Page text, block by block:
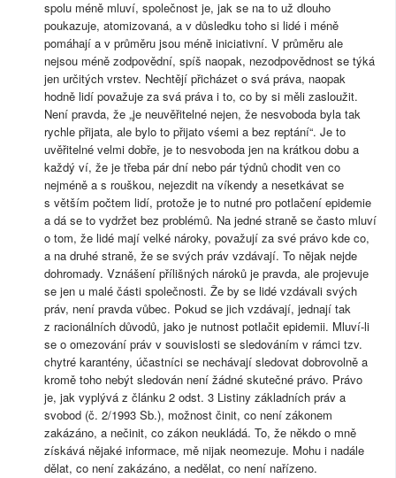
spolu méně mluví, společnost je, jak se na to už dlouho
poukazuje, atomizovaná, a v důsledku toho si lidé i méně
pomáhají a v průměru jsou méně iniciativní. V průměru ale
nejsou méně zodpovědní, spíš naopak, nezodpovědnost se týká
jen určitých vrstev. Nechtějí přicházet o svá práva, naopak
hodně lidí považuje za svá práva i to, co by si měli zasloužit.
Není pravda, že „je neuvěřitelné nejen, že nesvoboda byla tak
rychle přijata, ale bylo to přijato vśemi a bez reptání“. Je to
uvěřitelné velmi dobře, je to nesvoboda jen na krátkou dobu a
každý ví, že je třeba pár dní nebo pár týdnů chodit ven co
nejméně a s rouškou, nejezdit na víkendy a nesetkávat se
s větším počtem lidí, protože je to nutné pro potlačení epidemie
a dá se to vydržet bez problémů. Na jedné straně se často mluví
o tom, že lidé mají velké nároky, považují za své právo kde co,
a na druhé straně, že se svých práv vzdávají. To nějak nejde
dohromady. Vznášení přílišných nároků je pravda, ale projevuje
se jen u malé části společnosti. Že by se lidé vzdávali svých
práv, není pravda vůbec. Pokud se jich vzdávají, jednají tak
z racionálních důvodů, jako je nutnost potlačit epidemii. Mluví-li
se o omezování práv v souvislosti se sledováním v rámci tzv.
chytré karantény, účastníci se nechávají sledovat dobrovolně a
kromě toho nebýt sledován není žádné skutečné právo. Právo
je, jak vyplývá z článku 2 odst. 3 Listiny základních práv a
svobod (č. 2/1993 Sb.), možnost činit, co není zákonem
zakázáno, a nečinit, co zákon neukládá. To, že někdo o mně
získává nějaké informace, mě nijak neomezuje. Mohu i nadále
dělat, co není zakázáno, a nedělat, co není nařízeno.